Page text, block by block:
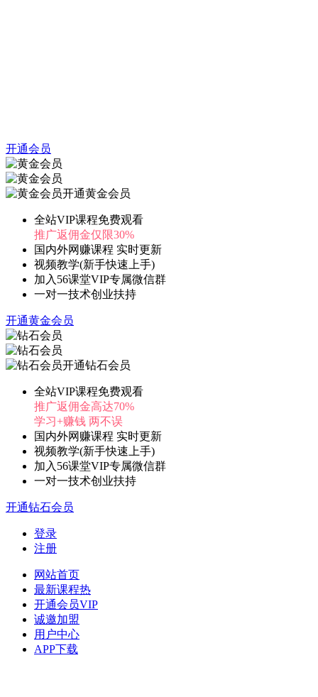
开通会员
开通黄金会员
全站VIP课程免费观看
推广返佣金仅限30%
国内外网赚课程 实时更新
视频教学(新手快速上手)
加入56课堂VIP专属微信群
一对一技术创业扶持
开通黄金会员
开通钻石会员
全站VIP课程免费观看
推广返佣金高达70%
学习+赚钱 两不误
国内外网赚课程 实时更新
视频教学(新手快速上手)
加入56课堂VIP专属微信群
一对一技术创业扶持
开通钻石会员
登录
注册
网站首页
最新课程热
开通会员VIP
诚邀加盟
用户中心
APP下载